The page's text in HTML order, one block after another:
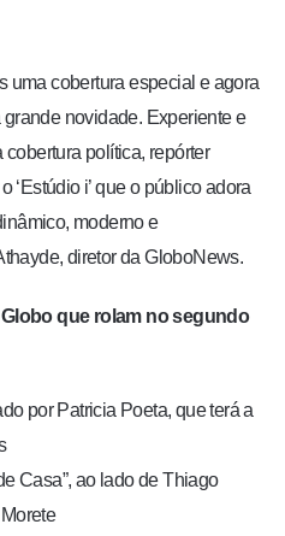
uma cobertura especial e agora
novidade. Experiente e
política, repórter
‘Estúdio i’ que o público adora
moderno e
diretor da GloboNews.
que rolam no segundo
por Patricia Poeta, que terá a
Casa”, ao lado de Thiago